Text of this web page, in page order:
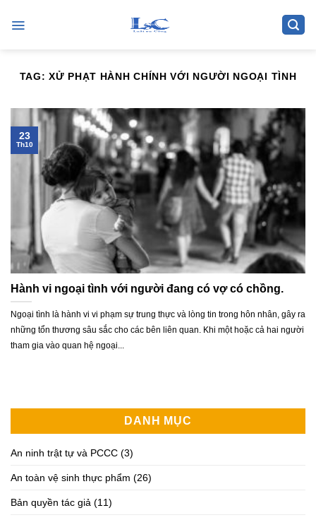
TAG:XỬ PHẠT HÀNH CHÍNH VỚI NGƯỜI NGOẠI TÌNH
Hành vi ngoại tình với người đang có vợ có chồng.
Ngoại tình là hành vi vi phạm sự trung thực và lòng tin trong hôn nhân, gây ra
những tổn thương sâu sắc cho các bên liên quan. Khi một hoặc cả hai người
tham gia vào quan hệ ngoại...
23
Th10
DANH MỤC
An ninh trật tự và PCCC (3)
An toàn vệ sinh thực phẩm (26)
Bản quyền tác giả (11)